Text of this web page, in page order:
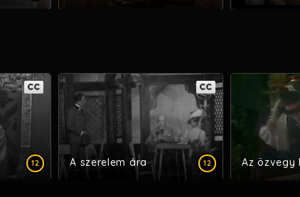
12
CC
12
CC
A szerelem ára Az özvegy